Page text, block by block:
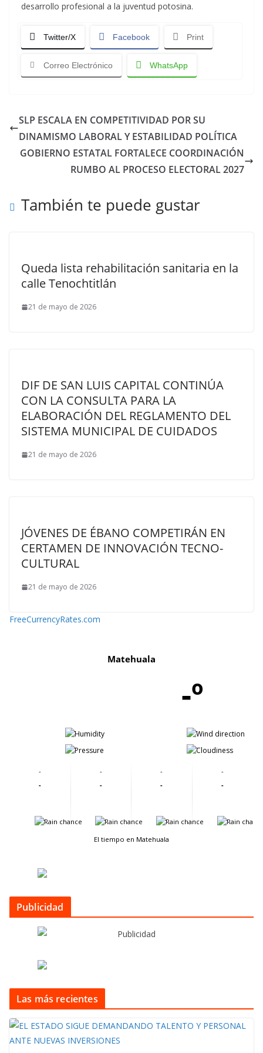
desarrollo profesional a la juventud potosina.
Twitter/X Facebook Print
Correo Electrónico WhatsApp
SLP ESCALA EN COMPETITIVIDAD POR SU
DINAMISMO LABORAL Y ESTABILIDAD POLÍTICA
GOBIERNO ESTATAL FORTALECE COORDINACIÓN
RUMBO AL PROCESO ELECTORAL 2027
También te puede gustar
Queda lista rehabilitación sanitaria en la
calle Tenochtitlán
21 de mayo de 2026
DIF DE SAN LUIS CAPITAL CONTINÚA
CON LA CONSULTA PARA LA
ELABORACIÓN DEL REGLAMENTO DEL
SISTEMA MUNICIPAL DE CUIDADOS
21 de mayo de 2026
JÓVENES DE ÉBANO COMPETIRÁN EN
CERTAMEN DE INNOVACIÓN TECNO-
CULTURAL
21 de mayo de 2026
FreeCurrencyRates.com
Matehuala
-º
-
-
-
-
-
-
-
-
-
-
-
-
-
-
-
-
El tiempo en Matehuala
Publicidad
Las más recientes